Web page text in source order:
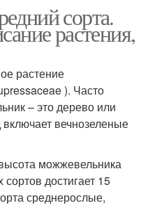
сорта.
растения,
растение
). Часто
– это дерево или
включает вечнозеленые
можжевельника
достигает 15
среднерослые,